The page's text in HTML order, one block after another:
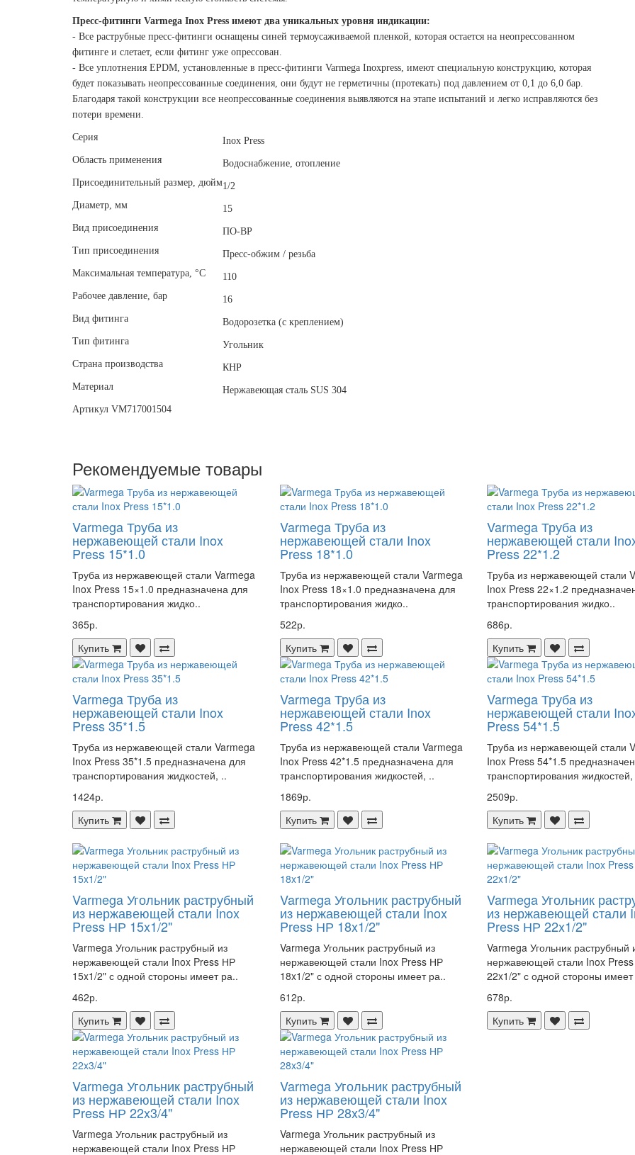
Пресс-фитинги Varmega Inox Press имеют два уникальных уровня индикации:
- Все раструбные пресс-фитинги оснащены синей термоусаживаемой пленкой, которая остается на неопрессованном
фитинге и слетает, если фитинг уже опрессован.
- Все уплотнения EPDM, установленные в пресс-фитинги Varmega Inoxpress, имеют специальную конструкцию, которая
будет показывать неопрессованные соединения, они будут не герметичны (протекать) под давлением от 0,1 до 6,0 бар.
Благодаря такой конструкции все неопрессованные соединения выявляются на этапе испытаний и легко исправляются без
потери времени.
Серия
Inox Press
Область применения
Водоснабжение, отопление
Присоединительный размер, дюйм1/2
Диаметр, мм
15
Вид присоединения
ПО-ВР
Тип присоединения
Пресс-обжим / резьба
Максимальная температура, °С
110
Рабочее давление, бар
16
Вид фитинга
Водорозетка (с креплением)
Тип фитинга
Угольник
Страна производства
КНР
Материал
Нержавеющая сталь SUS 304
Артикул VM717001504
Рекомендуемые товары
Varmega Труба из
нержавеющей стали Inox
Press 15*1.0
Труба из нержавеющей стали Varmega
Inox Press 15×1.0 предназначена для
транспортирования жидко..
365р.
Купить
Varmega Труба из
нержавеющей стали Inox
Press 18*1.0
Труба из нержавеющей стали Varmega
Inox Press 18×1.0 предназначена для
транспортирования жидко..
522р.
Купить
Varmega Труба из
нержавеющей стали
Press 22*1.2
Труба из нержавеющей стали
Inox Press 22×1.2
транспортирования жидко..
686р.
Купить
Varmega Труба из
нержавеющей стали Inox
Press 35*1.5
Труба из нержавеющей стали Varmega
Inox Press 35*1.5 предназначена для
транспортирования жидкостей, ..
1424р.
Купить
Varmega Труба из
нержавеющей стали Inox
Press 42*1.5
Труба из нержавеющей стали Varmega
Inox Press 42*1.5 предназначена для
транспортирования жидкостей, ..
1869р.
Купить
Varmega Труба из
нержавеющей стали
Press 54*1.5
Труба из нержавеющей стали
Inox Press 54*1.5
транспортирования жидкостей,
2509р.
Купить
Varmega Угольник раструбный
из нержавеющей стали Inox
Press НР 15x1/2"
Varmega Угольник раструбный из
нержавеющей стали Inox Press НР
15x1/2" с одной стороны имеет ра..
462р.
Купить
Varmega Угольник раструбный
из нержавеющей стали Inox
Press НР 18x1/2"
Varmega Угольник раструбный из
нержавеющей стали Inox Press НР
18x1/2" с одной стороны имеет ра..
612р.
Купить
Varmega Угольник
из нержавеющей стали
Press НР 22x1/2"
Varmega Угольник раструбный
нержавеющей стали Inox
22x1/2" с одной стороны
678р.
Купить
Varmega Угольник раструбный
из нержавеющей стали Inox
Press НР 22x3/4"
Varmega Угольник раструбный из
нержавеющей стали Inox Press НР
Varmega Угольник раструбный
из нержавеющей стали Inox
Press НР 28x3/4"
Varmega Угольник раструбный из
нержавеющей стали Inox Press НР